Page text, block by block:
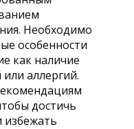
Необходимо
особенности
как наличие
аллергий.
достичь
избежать